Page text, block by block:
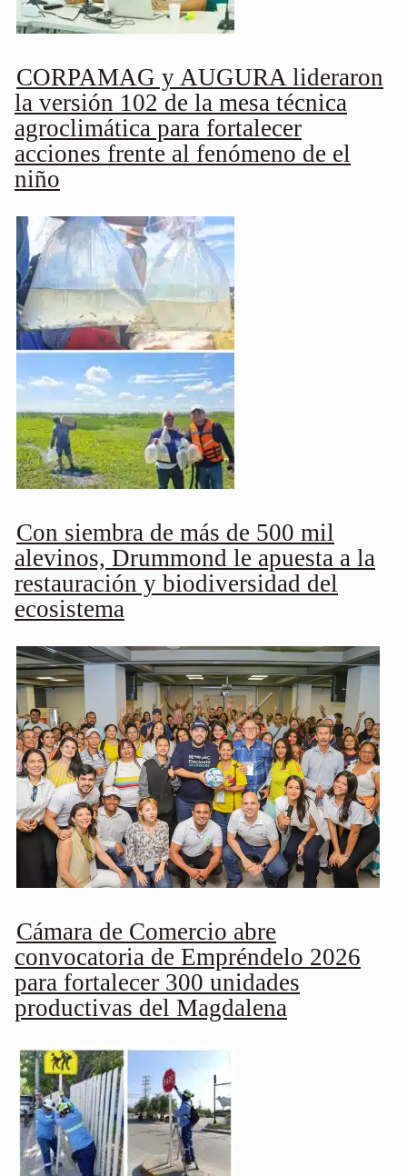
CORPAMAG y AUGURA lideraron
la versión 102 de la mesa técnica
agroclimática para fortalecer
acciones frente al fenómeno de el
niño
Con siembra de más de 500 mil
alevinos, Drummond le apuesta a la
restauración y biodiversidad del
ecosistema
Cámara de Comercio abre
convocatoria de Empréndelo 2026
para fortalecer 300 unidades
productivas del Magdalena